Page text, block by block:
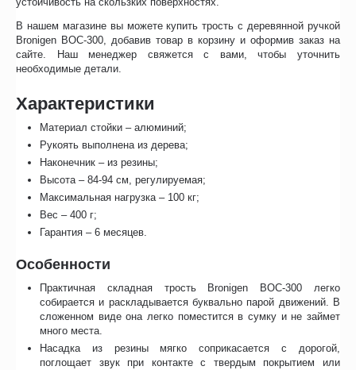
В нашем магазине вы можете купить трость с деревянной ручкой
Bronigen BOC-300, добавив товар в корзину и оформив заказ на
сайте. Наш менеджер свяжется с вами, чтобы уточнить
необходимые детали.
Характеристики
Материал стойки – алюминий;
Рукоять выполнена из дерева;
Наконечник – из резины;
Высота – 84-94 см, регулируемая;
Максимальная нагрузка – 100 кг;
Вес – 400 г;
Гарантия – 6 месяцев.
Особенности
Практичная складная трость Bronigen BOC-300 легко
собирается и раскладывается буквально парой движений. В
сложенном виде она легко поместится в сумку и не займет
много места.
Насадка из резины мягко соприкасается с дорогой,
поглощает звук при контакте с твердым покрытием или